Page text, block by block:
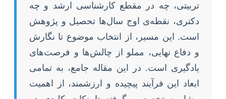
تربیتی، چه در مقطع کارشناسی ارشد و چه
دکتری، نقطه‌ی اوج سال‌ها تحصیل و پژوهش
است. این مسیر، از انتخاب موضوع تا نگارش
و دفاع نهایی، مملو از چالش‌ها و فرصت‌های
یادگیری است. در این مقاله جامع، به تمامی
ابعاد این فرآیند پیچیده و ارزشمند، از اهمیت